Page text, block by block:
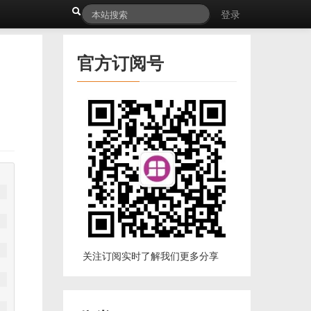
登录
官方订阅号
关注订阅实时了解我们更多分享